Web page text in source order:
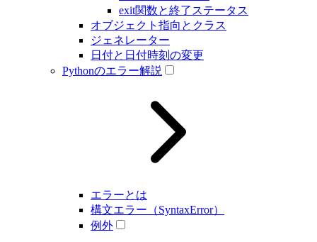
exit関数と終了ステータス
オブジェクト指向とクラス
ジェネレーター
日付と日付時刻の変更
Pythonのエラー解説
エラーとは
構文エラー（SyntaxError）
例外